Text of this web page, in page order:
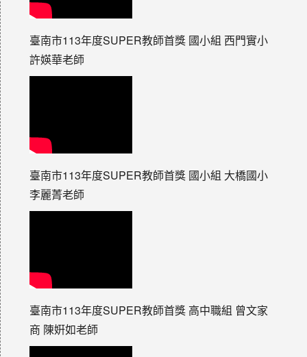
臺南市113年度SUPER教師首獎 國小組 西門實小
許媖華老師
臺南市113年度SUPER教師首獎 國小組 大橋國小
李麗菁老師
臺南市113年度SUPER教師首獎 高中職組 曾文家
商 陳姸如老師